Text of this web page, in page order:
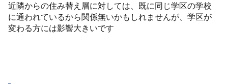
近隣からの住み替え層に対しては、既に同じ学区の学校
に通われているから関係無いかもしれませんが、学区が
変わる方には影響大きいです